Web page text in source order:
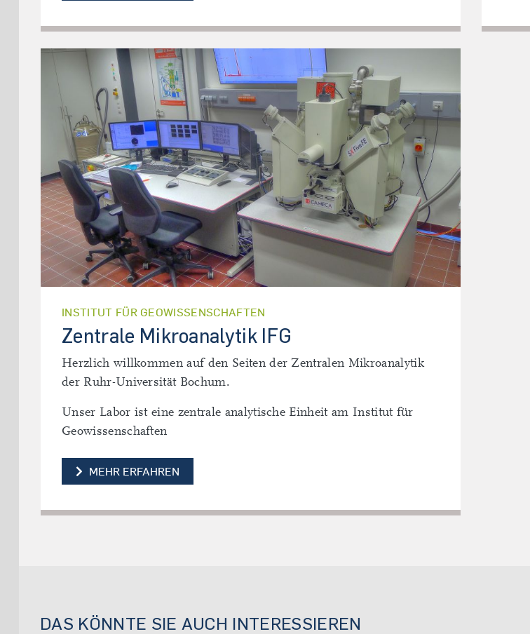
INSTITUT FÜR GEOWISSENSCHAFTEN
Zentrale Mikroanalytik IFG
Herzlich willkommen auf den Seiten der Zentralen Mikroanalytik
der Ruhr-Universität Bochum.
Unser Labor ist eine zentrale analytische Einheit am Institut für
Geowissenschaften
MEHR ERFAHREN
DAS KÖNNTE SIE AUCH INTERESSIEREN